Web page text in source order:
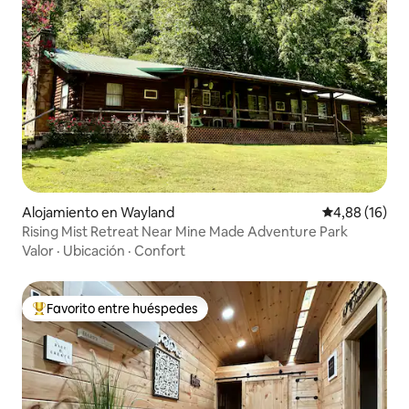
Alojamiento en Wayland Calificación
4,88 (16)
Rising Mist Retreat Near Mine Made Adventure Park
Valor · Ubicación · Confort
Favorito entre los huéspedes más destacados
Favorito entre huéspedes